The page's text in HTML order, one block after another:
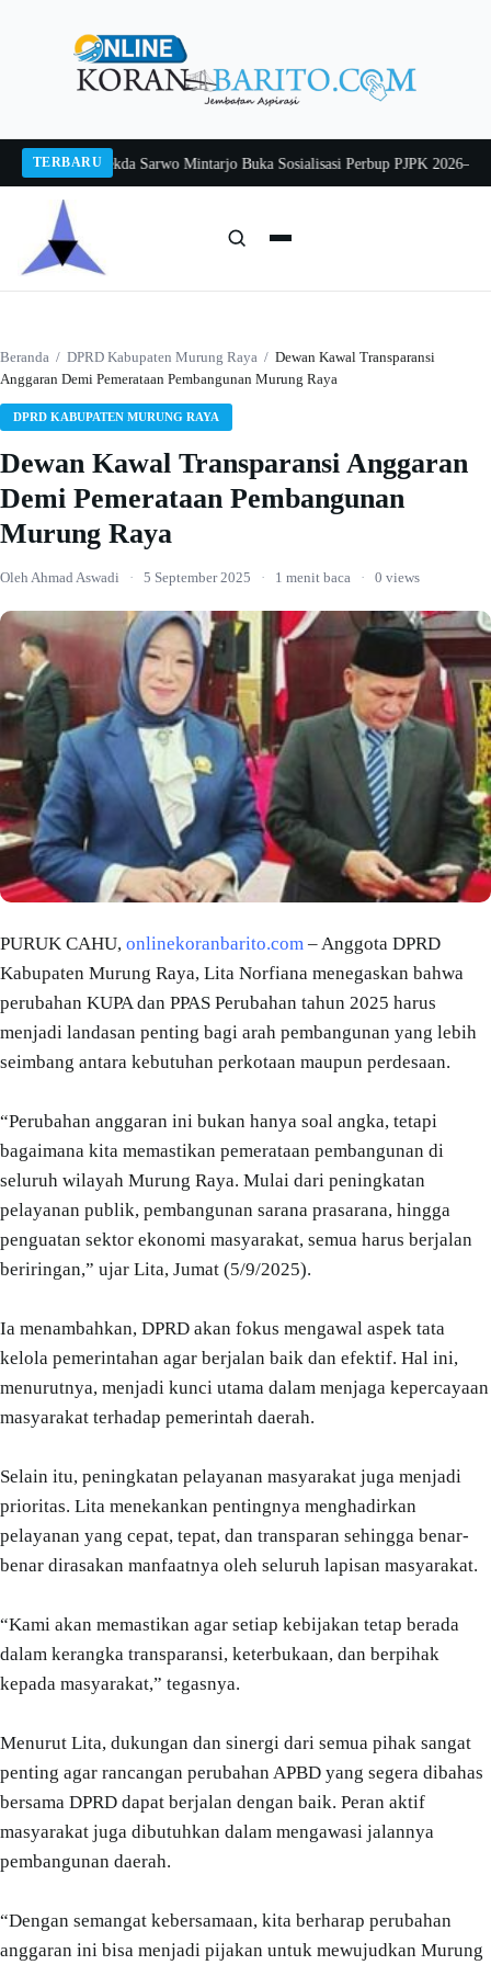
TERBARU
2026Pj Sekda Sarwo Mintarjo Buka Sosialisasi Perbup PJPK 2026–2030
Beranda / DPRD Kabupaten Murung Raya / Dewan Kawal Transparansi
Anggaran Demi Pemerataan Pembangunan Murung Raya
DPRD KABUPATEN MURUNG RAYA
Dewan Kawal Transparansi Anggaran
Demi Pemerataan Pembangunan
Murung Raya
Oleh Ahmad Aswadi · 5 September 2025 · 1 menit baca · 0 views
PURUK CAHU, onlinekoranbarito.com – Anggota DPRD
Kabupaten Murung Raya, Lita Norfiana menegaskan bahwa
perubahan KUPA dan PPAS Perubahan tahun 2025 harus
menjadi landasan penting bagi arah pembangunan yang lebih
seimbang antara kebutuhan perkotaan maupun perdesaan.
“Perubahan anggaran ini bukan hanya soal angka, tetapi
bagaimana kita memastikan pemerataan pembangunan di
seluruh wilayah Murung Raya. Mulai dari peningkatan
pelayanan publik, pembangunan sarana prasarana, hingga
penguatan sektor ekonomi masyarakat, semua harus berjalan
beriringan,” ujar Lita, Jumat (5/9/2025).
Ia menambahkan, DPRD akan fokus mengawal aspek tata
kelola pemerintahan agar berjalan baik dan efektif. Hal ini,
menurutnya, menjadi kunci utama dalam menjaga kepercayaan
masyarakat terhadap pemerintah daerah.
Selain itu, peningkatan pelayanan masyarakat juga menjadi
prioritas. Lita menekankan pentingnya menghadirkan
pelayanan yang cepat, tepat, dan transparan sehingga benar-
benar dirasakan manfaatnya oleh seluruh lapisan masyarakat.
“Kami akan memastikan agar setiap kebijakan tetap berada
dalam kerangka transparansi, keterbukaan, dan berpihak
kepada masyarakat,” tegasnya.
Menurut Lita, dukungan dan sinergi dari semua pihak sangat
penting agar rancangan perubahan APBD yang segera dibahas
bersama DPRD dapat berjalan dengan baik. Peran aktif
masyarakat juga dibutuhkan dalam mengawasi jalannya
pembangunan daerah.
“Dengan semangat kebersamaan, kita berharap perubahan
anggaran ini bisa menjadi pijakan untuk mewujudkan Murung